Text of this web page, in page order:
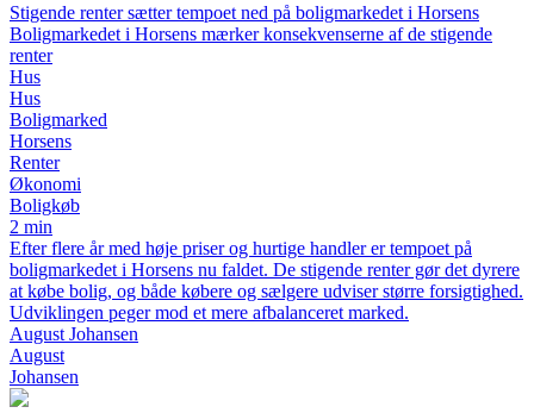
Stigende renter sætter tempoet ned på boligmarkedet i Horsens
Boligmarkedet i Horsens mærker konsekvenserne af de stigende
renter
Hus
Hus
Boligmarked
Horsens
Renter
Økonomi
Boligkøb
2 min
Efter flere år med høje priser og hurtige handler er tempoet på
boligmarkedet i Horsens nu faldet. De stigende renter gør det dyrere
at købe bolig, og både købere og sælgere udviser større forsigtighed.
Udviklingen peger mod et mere afbalanceret marked.
August Johansen
August
Johansen